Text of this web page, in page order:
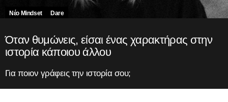
Νέο Mindset Dare
Όταν θυμώνεις, είσαι ένας χαρακτήρας στην
ιστορία κάποιου άλλου
Για ποιον γράφεις την ιστορία σου;